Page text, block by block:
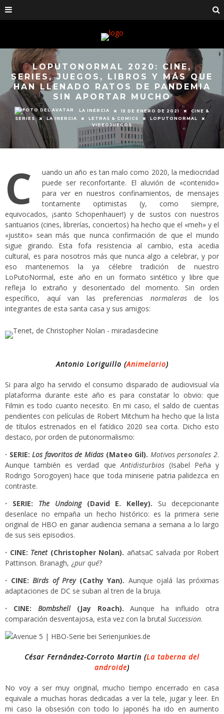
LOPUTONORMAL 2020: CINE,
SERIES, JUEGOS, LIBROS Y MÁS QUE
HAN LLENADO RATOS DE PANDEMIA
SIN APORTAR MUCHO
LA INERCIA 15 DE ENERO DE 2021
CINE &
SERIES
LA INERCIA LETRAS & COMICS
LOPUTONORMAL
VIDEOJUEGOS
C
uando un año es tan malo como 2020, la mediocridad
puede ser reconfortante. El aluvión de «contenido»
para ver en nuestros confinamientos, de mensajes
tontamente optimistas (y, como siempre,
equivocados, ¡santo Schopenhauer!) y de sustos con nuestros
santuarios (cines, librerías, conciertos) ha hecho que el «meh» y el
«justito» sean más que nunca confirmación de que el mundo
sigue girando. Esta fofa resistencia al cambio, esta acedia
cultural, es para nosotros más que nunca algo a celebrar, y por
eso mantenemos la ya célebre tradición de nuestro
LoPutoNormal, este año en un formato sintético y libre que
refleja lo extraño y desorientado del momento. Sin orden
específico, aquí van las preferencias normaleras de los
integrantes de esta santa casa y sus amigos:
Antonio Loriguillo (Animelario)
Si para algo ha servido el consumo disparado de audiovisual vía
plataforma durante este año es para constatar lo obvio: que
Filmin es todo cuanto necesito. En mi caso, el saldo de cuentas
pendientes con películas de Robert Mitchum ha hecho que la lista
de títulos estrenados en el fatídico 2020 sea corta. Dicho esto
destaco, por orden de putonormalismo:
· SERIE:Los favoritos de Midas(Mateo Gil). Motivos personales 2.
Aunque también es verdad queAntidisturbios (Isabel Peña y
Rodrigo Sorogoyen) hace que toda miniserie patria palidezca en
contraste.
· SERIE: The Undoing (David E. Kelley).Su decepcionante
desenlace no empaña un hecho histórico: es la primera serie
original de HBO en ganar audiencia semana a semana a lo largo
de sus seis episodios.
· CINE: Tenet(Christopher Nolan). añatsaC salvada por Robert
Pattinson. Branagh, ¿pur qué?
· CINE: Birds of Prey(Cathy Yan). Aunque ojalá las próximas
adaptaciones de DC se suban al tren de la bruja.
· CINE: Bombshell(Jay Roach). Aunque ha influido otra
comparación desventajosa, esta vez con la brutal Succession.
César Fernández-Corroto Martin (La taberna del
androide)
No voy a ser muy original, mucho tiempo encerrado en casa
equivale a muchas horas dedicadas a ver la tele, jugar y leer. En
mi caso la obsesión con todo lo japonés ha ido en aumento